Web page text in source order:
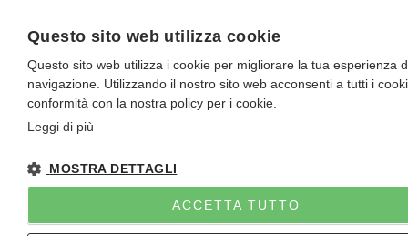
Questo sito web utilizza cookie
Questo sito web utilizza i cookie per migliorare la tua esperienza
navigazione. Utilizzando il nostro sito web acconsenti a tutti i
conformità con la nostra policy per i cookie.
Leggi di più
MOSTRA DETTAGLI
ACCETTA TUTTO